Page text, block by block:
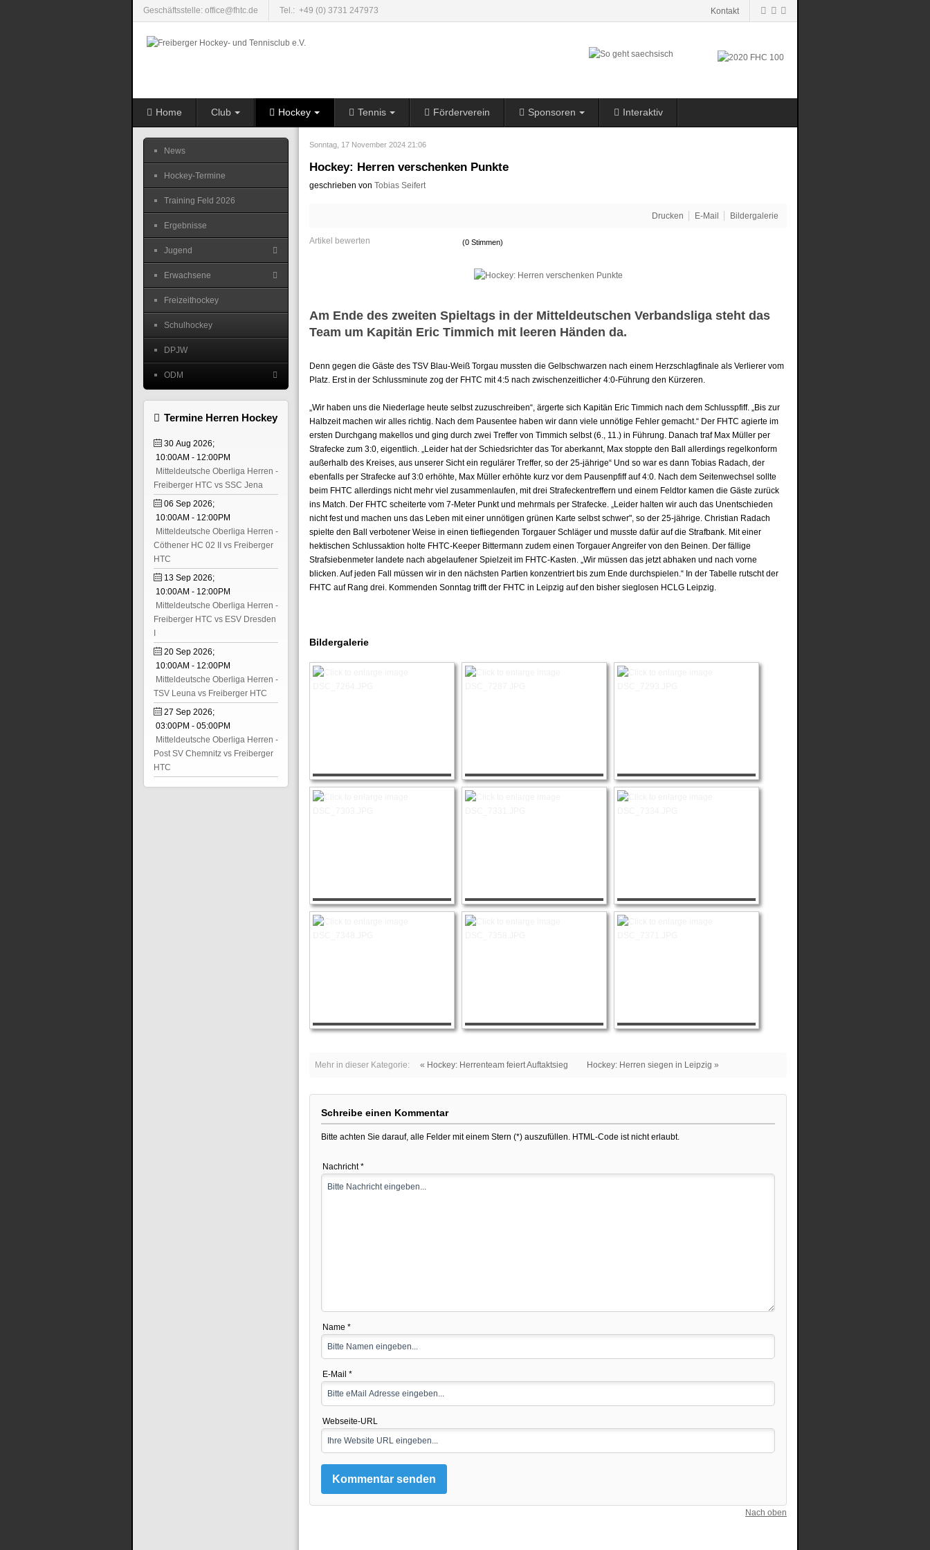
Geschäftsstelle: office@fhtc.de Tel.: +49 (0) 3731 247973 Kontakt
Home Club Hockey Tennis Förderverein Sponsoren Interaktiv
Sonntag, 17 November 2024 21:06
Hockey: Herren verschenken Punkte
geschrieben von Tobias Seifert
Drucken E-Mail Bildergalerie
Artikel bewerten (0 Stimmen)
Am Ende des zweiten Spieltags in der Mitteldeutschen Verbandsliga steht das
Team um Kapitän Eric Timmich mit leeren Händen da.
Denn gegen die Gäste des TSV Blau-Weiß Torgau mussten die Gelbschwarzen nach einem Herzschlagfinale als Verlierer vom
Platz. Erst in der Schlussminute zog der FHTC mit 4:5 nach zwischenzeitlicher 4:0-Führung den Kürzeren.
„Wir haben uns die Niederlage heute selbst zuzuschreiben“, ärgerte sich Kapitän Eric Timmich nach dem Schlusspfiff. „Bis zur
Halbzeit machen wir alles richtig. Nach dem Pausentee haben wir dann viele unnötige Fehler gemacht.“ Der FHTC agierte im
ersten Durchgang makellos und ging durch zwei Treffer von Timmich selbst (6., 11.) in Führung. Danach traf Max Müller per
Strafecke zum 3:0, eigentlich. „Leider hat der Schiedsrichter das Tor aberkannt, Max stoppte den Ball allerdings regelkonform
außerhalb des Kreises, aus unserer Sicht ein regulärer Treffer, so der 25-jährige“ Und so war es dann Tobias Radach, der
ebenfalls per Strafecke auf 3:0 erhöhte, Max Müller erhöhte kurz vor dem Pausenpfiff auf 4:0. Nach dem Seitenwechsel sollte
beim FHTC allerdings nicht mehr viel zusammenlaufen, mit drei Strafeckentreffern und einem Feldtor kamen die Gäste zurück
ins Match. Der FHTC scheiterte vom 7-Meter Punkt und mehrmals per Strafecke. „Leider halten wir auch das Unentschieden
nicht fest und machen uns das Leben mit einer unnötigen grünen Karte selbst schwer", so der 25-jährige. Christian Radach
spielte den Ball verbotener Weise in einen tiefliegenden Torgauer Schläger und musste dafür auf die Strafbank. Mit einer
hektischen Schlussaktion holte FHTC-Keeper Bittermann zudem einen Torgauer Angreifer von den Beinen. Der fällige
Strafsiebenmeter landete nach abgelaufener Spielzeit im FHTC-Kasten. „Wir müssen das jetzt abhaken und nach vorne
blicken. Auf jeden Fall müssen wir in den nächsten Partien konzentriert bis zum Ende durchspielen.“ In der Tabelle rutscht der
FHTC auf Rang drei. Kommenden Sonntag trifft der FHTC in Leipzig auf den bisher sieglosen HCLG Leipzig.
Bildergalerie
Mehr in dieser Kategorie: « Hockey: Herrenteam feiert Auftaktsieg Hockey: Herren siegen in Leipzig »
Schreibe einen Kommentar
Bitte achten Sie darauf, alle Felder mit einem Stern (*) auszufüllen. HTML-Code ist nicht erlaubt.
Nachricht *
Name *
E-Mail *
Webseite-URL
Nach oben
News
Hockey-Termine
Training Feld 2026
Ergebnisse
Jugend
Erwachsene
Freizeithockey
Schulhockey
DPJW
ODM
Termine Herren Hockey
30 Aug 2026;
10:00AM - 12:00PM
Mitteldeutsche Oberliga Herren -
Freiberger HTC vs SSC Jena
06 Sep 2026;
10:00AM - 12:00PM
Mitteldeutsche Oberliga Herren -
Cöthener HC 02 II vs Freiberger
HTC
13 Sep 2026;
10:00AM - 12:00PM
Mitteldeutsche Oberliga Herren -
Freiberger HTC vs ESV Dresden
I
20 Sep 2026;
10:00AM - 12:00PM
Mitteldeutsche Oberliga Herren -
TSV Leuna vs Freiberger HTC
27 Sep 2026;
03:00PM - 05:00PM
Mitteldeutsche Oberliga Herren -
Post SV Chemnitz vs Freiberger
HTC